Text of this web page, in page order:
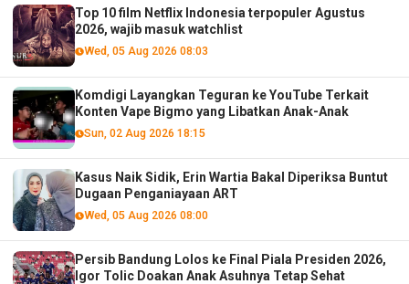
Top 10 film Netflix Indonesia terpopuler Agustus
2026, wajib masuk watchlist
Wed, 05 Aug 2026 08:03
Komdigi Layangkan Teguran ke YouTube Terkait
Konten Vape Bigmo yang Libatkan Anak-Anak
Sun, 02 Aug 2026 18:15
Kasus Naik Sidik, Erin Wartia Bakal Diperiksa Buntut
Dugaan Penganiayaan ART
Wed, 05 Aug 2026 08:00
Persib Bandung Lolos ke Final Piala Presiden 2026,
Igor Tolic Doakan Anak Asuhnya Tetap Sehat